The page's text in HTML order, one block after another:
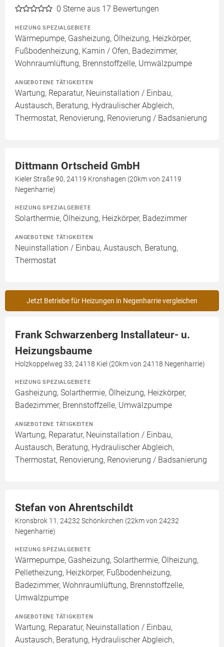
0 Sterne aus 17 Bewertungen
HEIZUNG SPEZIALGEBIETE
Wärmepumpe, Gasheizung, Ölheizung, Heizkörper,
Fußbodenheizung, Kamin / Ofen, Badezimmer,
Wohnraumlüftung, Brennstoffzelle, Umwälzpumpe
ANGEBOTENE TÄTIGKEITEN
Wartung, Reparatur, Neuinstallation / Einbau,
Austausch, Beratung, Hydraulischer Abgleich,
Thermostat, Renovierung, Renovierung / Badsanierung
Dittmann Ortscheid GmbH
Kieler Straße 90, 24119 Kronshagen (20km von 24119
Negenharrie)
HEIZUNG SPEZIALGEBIETE
Solarthermie, Ölheizung, Heizkörper, Badezimmer
ANGEBOTENE TÄTIGKEITEN
Neuinstallation / Einbau, Austausch, Beratung,
Thermostat
Jetzt Betriebe für Heizungen in Negenharrie vergleichen
Frank Schwarzenberg Installateur- u.
Heizungsbaume
Holzkoppelweg 33, 24118 Kiel (20km von 24118 Negenharrie)
HEIZUNG SPEZIALGEBIETE
Gasheizung, Solarthermie, Ölheizung, Heizkörper,
Badezimmer, Brennstoffzelle, Umwälzpumpe
ANGEBOTENE TÄTIGKEITEN
Wartung, Reparatur, Neuinstallation / Einbau,
Austausch, Beratung, Hydraulischer Abgleich,
Thermostat, Renovierung, Renovierung / Badsanierung
Stefan von Ahrentschildt
Kronsbrok 11, 24232 Schönkirchen (22km von 24232
Negenharrie)
HEIZUNG SPEZIALGEBIETE
Wärmepumpe, Gasheizung, Solarthermie, Ölheizung,
Pelletheizung, Heizkörper, Fußbodenheizung,
Badezimmer, Wohnraumlüftung, Brennstoffzelle,
Umwälzpumpe
ANGEBOTENE TÄTIGKEITEN
Wartung, Reparatur, Neuinstallation / Einbau,
Austausch, Beratung, Hydraulischer Abgleich,